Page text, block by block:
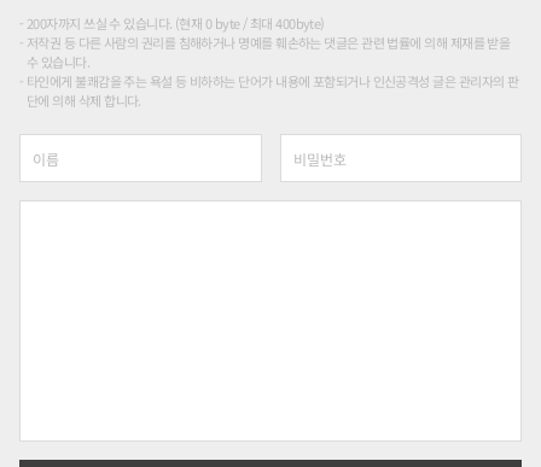
200자까지 쓰실 수 있습니다. (현재 0 byte / 최대 400byte)
저작권 등 다른 사람의 권리를 침해하거나 명예를 훼손하는 댓글은 관련 법률에 의해 제재를 받을
수 있습니다.
타인에게 불쾌감을 주는 욕설 등 비하하는 단어가 내용에 포함되거나 인신공격성 글은 관리자의 판
단에 의해 삭제 합니다.